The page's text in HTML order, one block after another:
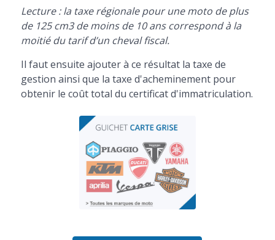
Lecture : la taxe régionale pour une moto de plus
de 125 cm3 de moins de 10 ans correspond à la
moitié du tarif d’un cheval fiscal.
Il faut ensuite ajouter à ce résultat la taxe de
gestion ainsi que la taxe d'acheminement pour
obtenir le coût total du certificat d'immatriculation.